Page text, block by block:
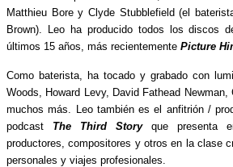
Matthieu Bore y Clyde Stubblefield (el
Brown). Leo ha producido todos los discos
últimos 15 años, más recientemente Picture
Como baterista, ha tocado y grabado con
Woods, Howard Levy, David Fathead
muchos más. Leo también es el anfitrión /
podcast The Third Storyque presenta
productores, compositores y otros en la clase
personales y viajes profesionales.